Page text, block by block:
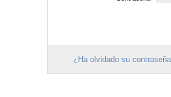
¿Ha olvidado su